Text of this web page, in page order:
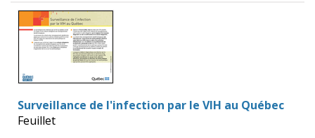
Surveillance de l'infection par le VIH au Québec
Feuillet